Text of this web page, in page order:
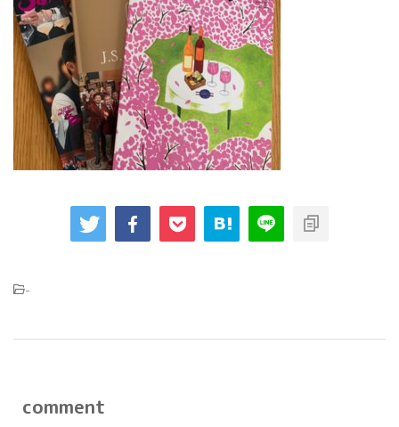
-
comment